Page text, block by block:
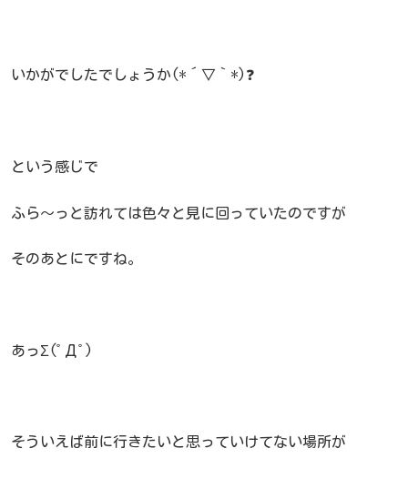
いかがでしたでしょうか(*´▽｀*)❓
という感じで
ふら～っと訪れては色々と見に回っていたのですが
そのあとにですね。
あっΣ(ﾟДﾟ)
そういえば前に行きたいと思っていけてない場所が